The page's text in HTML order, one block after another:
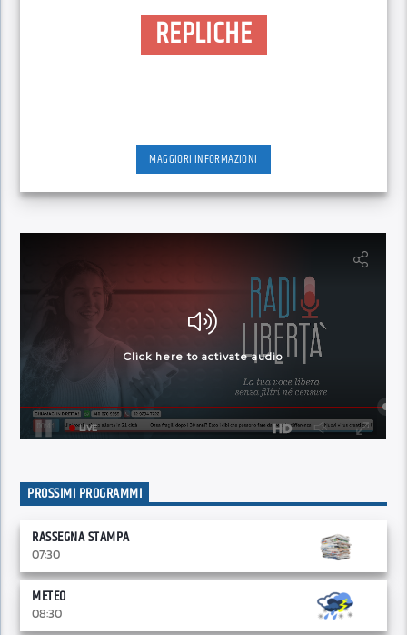
REPLICHE
MAGGIORI INFORMAZIONI
PROSSIMI PROGRAMMI
RASSEGNA STAMPA
07:30
METEO
08:30